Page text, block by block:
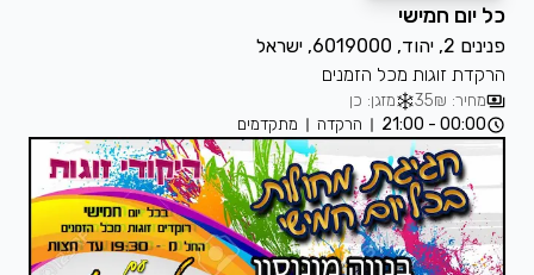
כל יום חמישי
פנינים 2, יהוד, 6019000, ישראל
הרקדת זוגות מכל הזמנים
מחיר: 35₪
מזגן: כן
00:00 - 21:00
הרקדה מתקדמים